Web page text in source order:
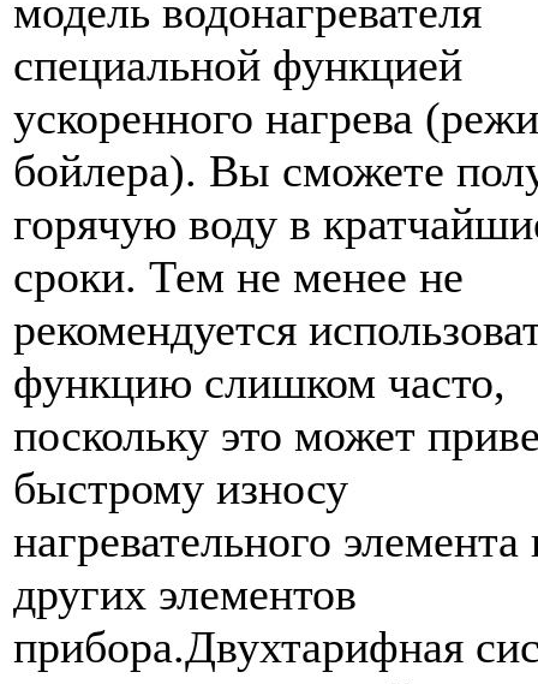
модель водонагревателя
специальной функцией
ускоренного нагрева
бойлера). Вы сможете
горячую воду в
сроки. Тем не менее не
рекомендуется
функцию слишком часто,
поскольку это может
быстрому износу
нагревательного элемента
других элементов
прибора.Двухтарифная